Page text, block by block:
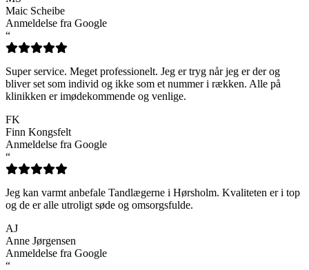
Maic Scheibe
Anmeldelse fra Google
“
Super service. Meget professionelt. Jeg er tryg når jeg er der og
bliver set som individ og ikke som et nummer i rækken. Alle på
klinikken er imødekommende og venlige.
FK
Finn Kongsfelt
Anmeldelse fra Google
“
Jeg kan varmt anbefale Tandlægerne i Hørsholm. Kvaliteten er i top
og de er alle utroligt søde og omsorgsfulde.
AJ
Anne Jørgensen
Anmeldelse fra Google
“